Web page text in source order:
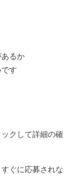
あるか
す
クして詳細の確
ぐに応募されな